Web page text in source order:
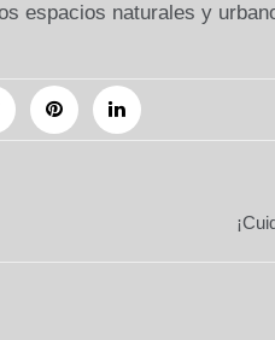
espacios naturales y